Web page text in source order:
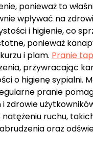
ponieważ to
wpływać na
i higienie, co
ponieważ
i plam. Pranie
przywracając
o higienę sypialni.
pranie
zdrowie
ruchu,
oraz